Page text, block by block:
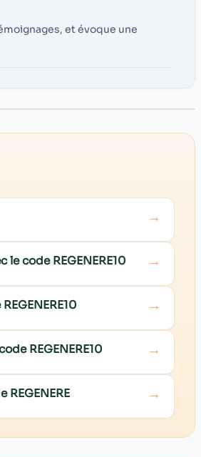
et évoque une
→
code REGENERE10 →
→
REGENERE10 →
→